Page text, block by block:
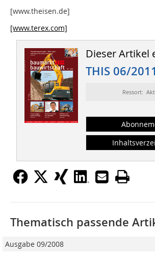
[www.theisen.de]
[www.terex.com]
Dieser Artikel
THIS 06/2011
Ressort:
Thematisch passende
Ausgabe 09/2008